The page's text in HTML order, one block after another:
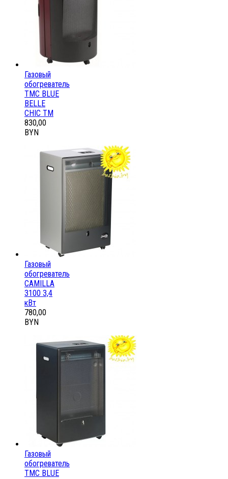
Газовый
обогреватель
ТМС BLUE
BELLE
CHIC ТМ
830,00
BYN
Газовый
обогреватель
CAMILLA
3100 3,4
кВт
780,00
BYN
Газовый
обогреватель
ТМС BLUE